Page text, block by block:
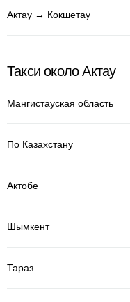
Актау → Кокшетау
Такси около Актау
Мангистауская область
По Казахстану
Актобе
Шымкент
Тараз